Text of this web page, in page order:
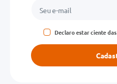
Declaro estar ciente das